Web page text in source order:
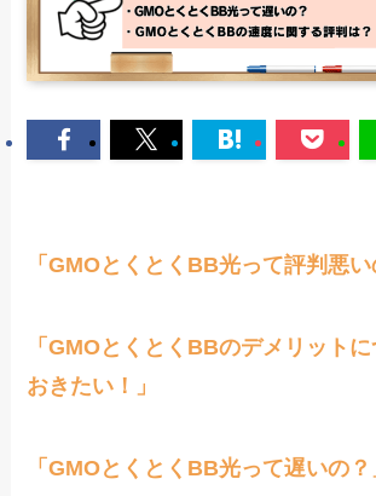
「GMOとくとくBB光って評判悪い
「GMOとくとくBBのデメリット
おきたい！」
「GMOとくとくBB光って遅いの？